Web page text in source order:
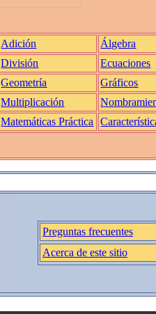
Adición
Álgebra
División
Ecuaciones
Geometría
Gráficos
Multiplicación
Matemáticas Práctica
Preguntas frecuentes
Acerca de este sitio